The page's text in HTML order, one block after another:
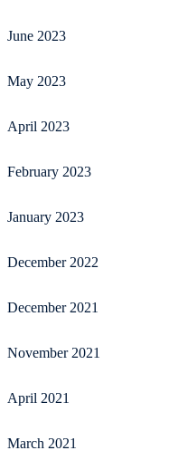
June 2023
May 2023
April 2023
February 2023
January 2023
December 2022
December 2021
November 2021
April 2021
March 2021